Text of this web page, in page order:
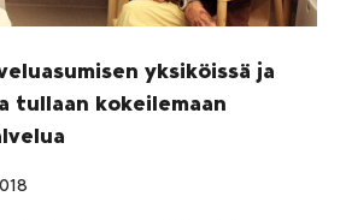
yksiköissä ja
tullaan kokeilemaan